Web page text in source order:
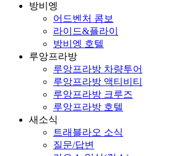
방비엥
어드벤처 콤보
라이드&플라이
방비엥 호텔
루앙프라방
루앙프라방 차량투어
루앙프라방 액티비티
루앙프라방 크루즈
루앙프라방 호텔
새소식
트래블라오 소식
질문/답변